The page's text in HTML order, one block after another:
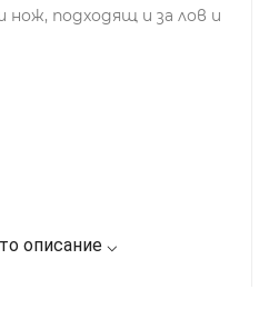
подходящ и за лов и